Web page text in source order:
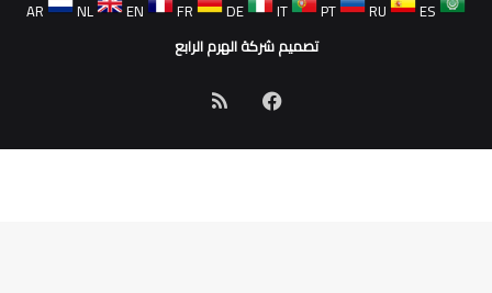
AR
NL EN FR DE IT PT RU
ES
تصميم شركة الهرم الرابع
فيسبوك
الموقع